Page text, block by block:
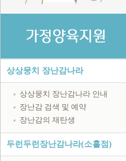
상상뭉치 장난감나라
상상뭉치 장난감나라 안내
장난감 검색 및 예약
장난감의 재탄생
두런두런장난감나라(소흘점)